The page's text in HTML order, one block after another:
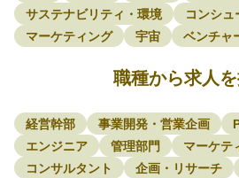
サステナビリティ・環境
コンシ
マーケティング
宇宙 ベンチャ
職種から求人
経営幹部 事業開発・営業企画
エンジニア
管理部門
マーケテ
コンサルタント
企画・リサーチ